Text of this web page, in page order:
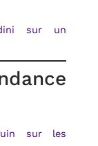
sur un
sur les